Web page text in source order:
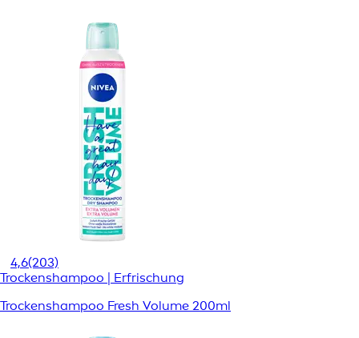
4,6(203)
Trockenshampoo | Erfrischung
Trockenshampoo Fresh Volume 200ml